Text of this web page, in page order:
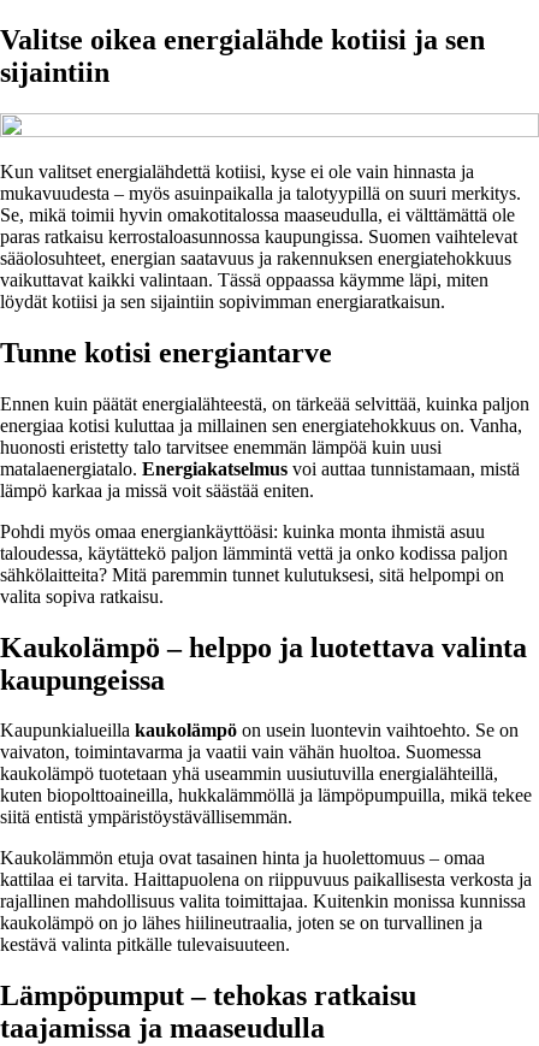
Valitse oikea energialähde kotiisi ja sen
sijaintiin
Kun valitset energialähdettä kotiisi, kyse ei ole vain hinnasta ja
mukavuudesta – myös asuinpaikalla ja talotyypillä on suuri merkitys.
Se, mikä toimii hyvin omakotitalossa maaseudulla, ei välttämättä ole
paras ratkaisu kerrostaloasunnossa kaupungissa. Suomen vaihtelevat
sääolosuhteet, energian saatavuus ja rakennuksen energiatehokkuus
vaikuttavat kaikki valintaan. Tässä oppaassa käymme läpi, miten
löydät kotiisi ja sen sijaintiin sopivimman energiaratkaisun.
Tunne kotisi energiantarve
Ennen kuin päätät energialähteestä, on tärkeää selvittää, kuinka paljon
energiaa kotisi kuluttaa ja millainen sen energiatehokkuus on. Vanha,
huonosti eristetty talo tarvitsee enemmän lämpöä kuin uusi
matalaenergiatalo. Energiakatselmus voi auttaa tunnistamaan, mistä
lämpö karkaa ja missä voit säästää eniten.
Pohdi myös omaa energiankäyttöäsi: kuinka monta ihmistä asuu
taloudessa, käytättekö paljon lämmintä vettä ja onko kodissa paljon
sähkölaitteita? Mitä paremmin tunnet kulutuksesi, sitä helpompi on
valita sopiva ratkaisu.
Kaukolämpö – helppo ja luotettava valinta
kaupungeissa
Kaupunkialueilla kaukolämpö on usein luontevin vaihtoehto. Se on
vaivaton, toimintavarma ja vaatii vain vähän huoltoa. Suomessa
kaukolämpö tuotetaan yhä useammin uusiutuvilla energialähteillä,
kuten biopolttoaineilla, hukkalämmöllä ja lämpöpumpuilla, mikä tekee
siitä entistä ympäristöystävällisemmän.
Kaukolämmön etuja ovat tasainen hinta ja huolettomuus – omaa
kattilaa ei tarvita. Haittapuolena on riippuvuus paikallisesta verkosta ja
rajallinen mahdollisuus valita toimittajaa. Kuitenkin monissa kunnissa
kaukolämpö on jo lähes hiilineutraalia, joten se on turvallinen ja
kestävä valinta pitkälle tulevaisuuteen.
Lämpöpumput – tehokas ratkaisu
taajamissa ja maaseudulla